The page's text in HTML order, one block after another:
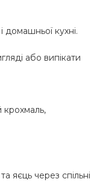
домашньої кухні.
або випікати
яєць через спільні